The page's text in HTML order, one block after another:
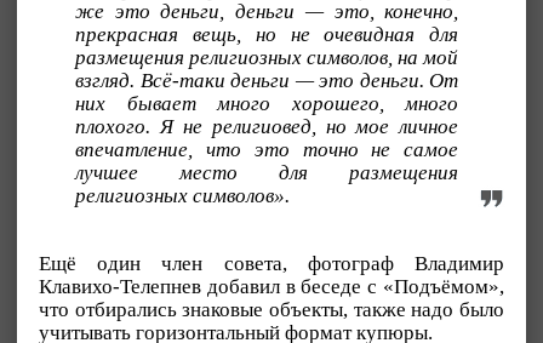
же это деньги, деньги — это, конечно,
прекрасная вещь, но не очевидная для
размещения религиозных символов, на мой
взгляд. Всё-таки деньги — это деньги. От
них бывает много хорошего, много
плохого. Я не религиовед, но мое личное
впечатление, что это точно не самое
лучшее место для размещения
религиозных символов».
Ещё один член совета, фотограф Владимир
Клавихо-Телепнев добавил в беседе с «Подъёмом»,
что отбирались знаковые объекты, также надо было
учитывать горизонтальный формат купюры.